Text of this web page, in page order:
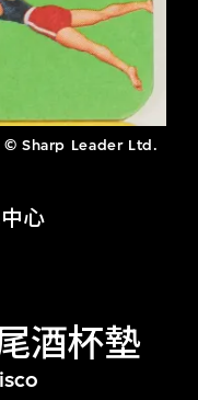
© Sharp Leader Ltd.
心
酒杯墊
一世纪视觉